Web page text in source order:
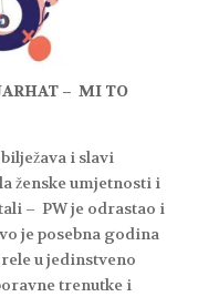
– MI TO
i slavi
ženske umjetnosti i
– PW je odrastao i
je posebna godina
u jedinstveno
trenutke i